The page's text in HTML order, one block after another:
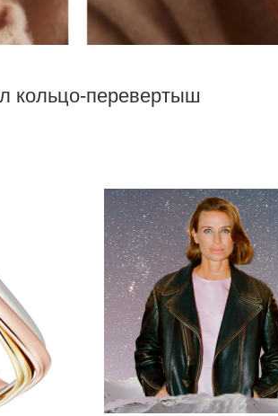
кольцо-перевертыш